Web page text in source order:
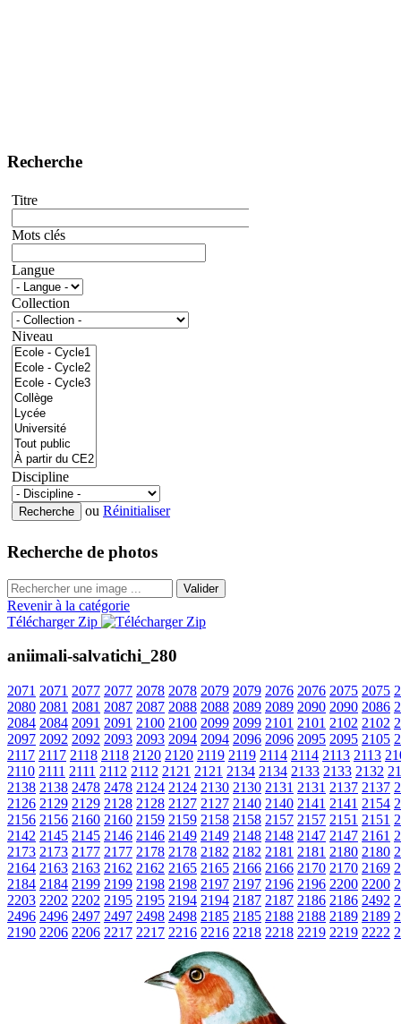
Recherche
Titre
Mots clés
Langue
Collection
Niveau
Discipline
ou Réinitialiser
Recherche de photos
Valider
Revenir à la catégorie
Télécharger Zip
aniimali-salvatichi_280
2071 2071 2077 2077 2078 2078 2079 2079 2076 2076 2075 2075
2080 2081 2081 2087 2087 2088 2088 2089 2089 2090 2090 2086
2084 2084 2091 2091 2100 2100 2099 2099 2101 2101 2102 2102
2097 2092 2092 2093 2093 2094 2094 2096 2096 2095 2095 2105
2117 2117 2118 2118 2120 2120 2119 2119 2114 2114 2113 2113
2110 2111 2111 2112 2112 2121 2121 2134 2134 2133 2133 2132
2138 2138 2478 2478 2124 2124 2130 2130 2131 2131 2137 2137
2126 2129 2129 2128 2128 2127 2127 2140 2140 2141 2141 2154
2156 2156 2160 2160 2159 2159 2158 2158 2157 2157 2151 2151
2142 2145 2145 2146 2146 2149 2149 2148 2148 2147 2147 2161
2173 2173 2177 2177 2178 2178 2182 2182 2181 2181 2180 2180
2164 2163 2163 2162 2162 2165 2165 2166 2166 2170 2170 2169
2184 2184 2199 2199 2198 2198 2197 2197 2196 2196 2200 2200
2203 2202 2202 2195 2195 2194 2194 2187 2187 2186 2186 2492
2496 2496 2497 2497 2498 2498 2185 2185 2188 2188 2189 2189
2190 2206 2206 2217 2217 2216 2216 2218 2218 2219 2219 2222